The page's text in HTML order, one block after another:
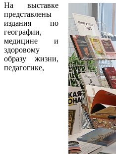
На выставке
представлены
издания по
географии,
медицине и
здоровому
образу жизни,
педагогике,